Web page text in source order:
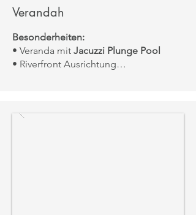
Verandah
Besonderheiten:
• Veranda mit Jacuzzi Plunge Pool
• Riverfront Ausrichtung